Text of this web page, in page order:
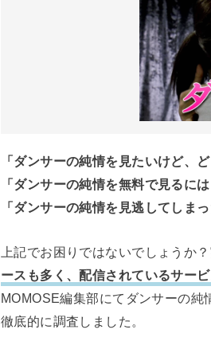
「ダンサーの純情を見たいけど、
「ダンサーの純情を無料で見るに
「ダンサーの純情を見逃してしま
上記でお困りではないでしょうか
ースも多く、配信されているサー
MOMOSE編集部にてダンサーの純
徹底的に調査しました。